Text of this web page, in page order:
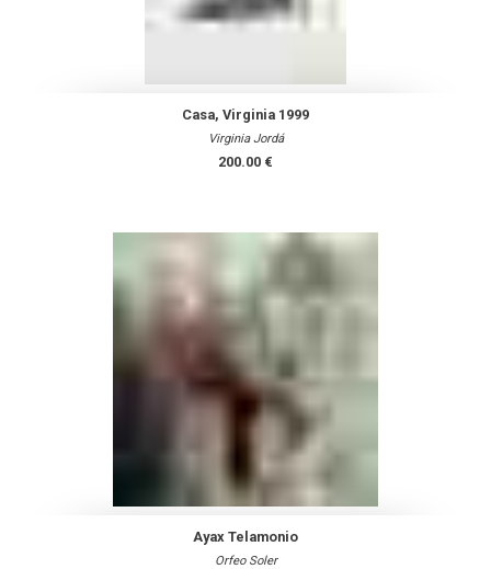
Casa, Virginia 1999
Virginia Jordá
200.00 €
Ayax Telamonio
Orfeo Soler